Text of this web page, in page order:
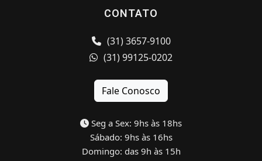
CONTATO
(31) 3657-9100
(31) 99125-0202
Fale Conosco
Seg a Sex: 9hs às 18hs
Sábado: 9hs às 16hs
Domingo: das 9h às 15h